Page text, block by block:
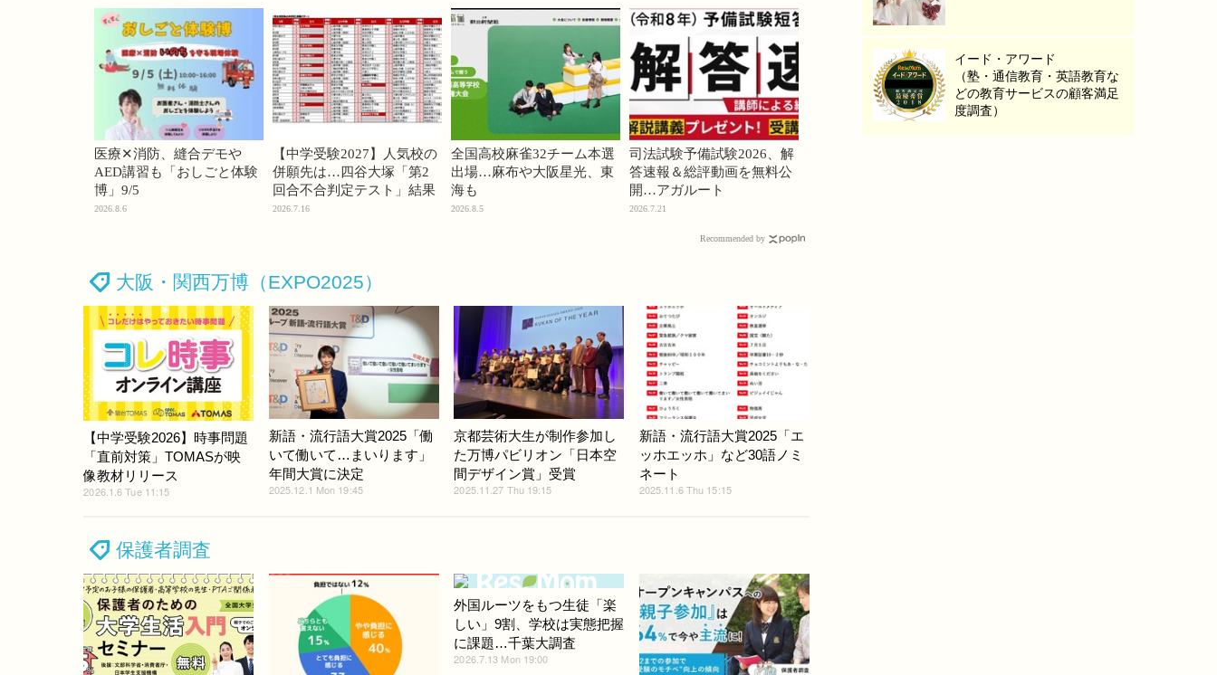
医療✕消防、縫合デモや
AED講習も「おしごと体験
博」9/5
2026.8.6
【中学受験2027】人気校の
併願先は…四谷大塚「第2
回合不合判定テスト」結果
2026.7.16
全国高校麻雀32チーム本選
出場…麻布や大阪星光、東
海も
2026.8.5
司法試験予備試験2026、解
答速報＆総評動画を無料公
開…アガルート
2026.7.21
Recommended by
大阪・関西万博（EXPO2025）
【中学受験2026】時事問題
「直前対策」TOMASが映
像教材リリース
2026.1.6 Tue 11:15
新語・流行語大賞2025「働
いて働いて…まいります」
年間大賞に決定
2025.12.1 Mon 19:45
京都芸術大生が制作参加し
た万博パビリオン「日本空
間デザイン賞」受賞
2025.11.27 Thu 19:15
新語・流行語大賞2025「エ
ッホエッホ」など30語ノミ
ネート
2025.11.6 Thu 15:15
保護者調査
外国ルーツをもつ生徒「楽
しい」9割、学校は実態把握
に課題…千葉大調査
2026.7.13 Mon 19:00
イード・アワード
（塾・通信教育・英語教育な
どの教育サービスの顧客満足
度調査）